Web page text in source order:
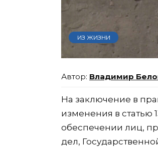
ИЗ ЖИЗНИ
Владимир
На заключение в
изменения в статью
обеспечении лиц,
дел,